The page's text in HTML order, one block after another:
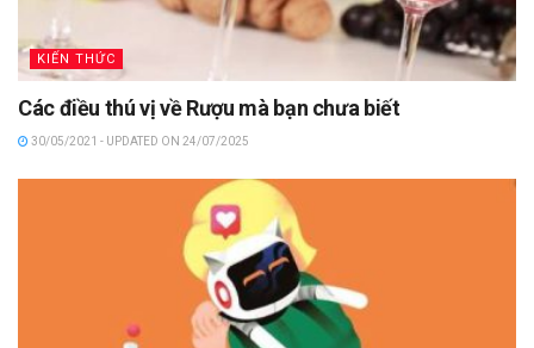
KIẾN THỨC
Các điều thú vị về Rượu mà bạn chưa biết
30/05/2021 - UPDATED ON 24/07/2025